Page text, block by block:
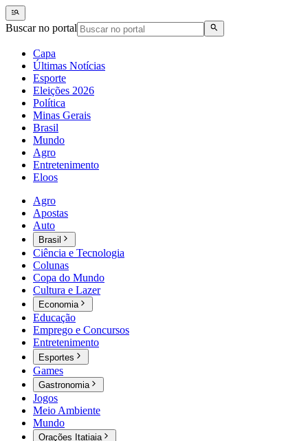
Buscar no portal
Capa
Últimas Notícias
Esporte
Eleições 2026
Política
Minas Gerais
Brasil
Mundo
Agro
Entretenimento
Eloos
Agro
Apostas
Auto
Brasil
Ciência e Tecnologia
Colunas
Copa do Mundo
Cultura e Lazer
Economia
Educação
Emprego e Concursos
Entretenimento
Esportes
Games
Gastronomia
Jogos
Meio Ambiente
Mundo
Orações Itatiaia